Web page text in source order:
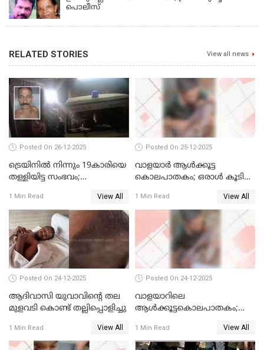
പൊലീസ്
RELATED STORIES View all news
Posted On 26-12-2025
ട്രെയിനില്‍ നിന്നും 19കാരിയെ
തള്ളിയിട്ട സംഭവം;
ആശുപത്രിയിലേക്ക് മാറ്റി
1 Min Read View All
Posted On 25-12-2025
വാളയാര്‍ ആള്‍ക്കൂട്ട
കൊലപാതകം; ഒരാള്‍ കൂടി
1 Min Read View All
Posted On 24-12-2025
ആദിവാസി യുവാവിന്റെ തല
മുളവടി കൊണ്ട് തല്ലിപ്പൊളിച്ചു
1 Min Read View All
Posted On 24-12-2025
വാളയാറിലെ
ആൾക്കൂട്ടകൊലപാതകം;
വാങ്ങും
1 Min Read View All